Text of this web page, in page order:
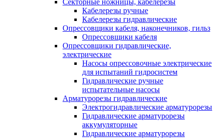
Секторные ножницы, кабелерезы
Кабелерезы ручные
Кабелерезы гидравлические
Опрессовщики кабеля, наконечников, гильз
Опрессовщики кабеля
Опрессовщики гидравлические,
электрические
Насосы опрессовочные электрические
для испытаний гидросистем
Гидравлические ручные
испытательные насосы
Арматурорезы гидравлические
Электрогидравлические арматурорезы
Гидравлические арматурорезы
аккумуляторные
Гидравлические арматурорезы